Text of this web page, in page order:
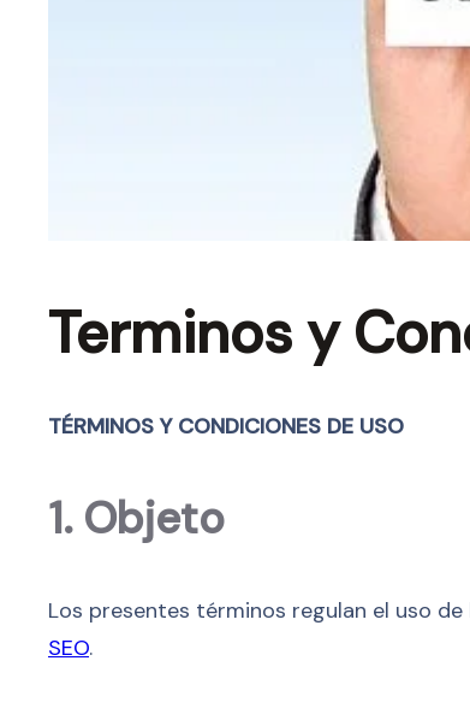
Terminos y
TÉRMINOS Y CONDICIONES DE USO
1. Objeto
Los presentes términos regulan el uso de
SEO.